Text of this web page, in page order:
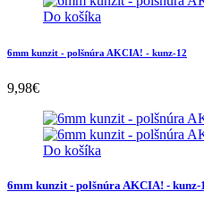
Do košíka
6mm kunzit - polšnúra AKCIA! - kunz-12
9,98€
Do košíka
6mm kunzit - polšnúra AKCIA! - kunz-